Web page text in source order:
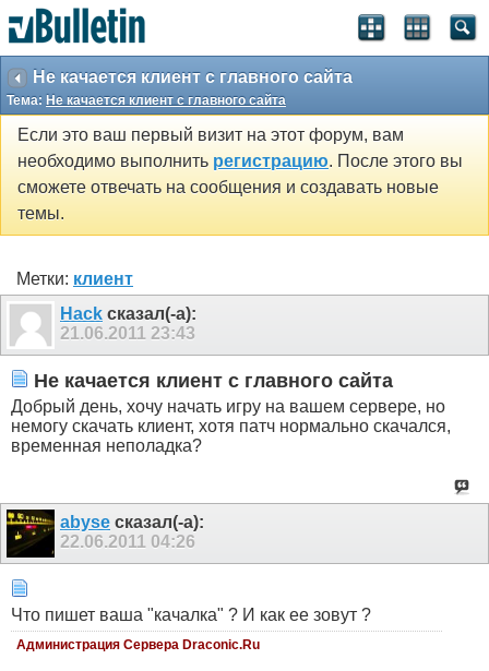
Не качается клиент с главного сайта
Тема: Не качается клиент с главного сайта
Если это ваш первый визит на этот форум, вам
необходимо выполнить регистрацию. После этого вы
сможете отвечать на сообщения и создавать новые
темы.
Метки: клиент
Hack сказал(-а):
21.06.2011 23:43
Не качается клиент с главного сайта
Добрый день, хочу начать игру на вашем сервере, но
немогу скачать клиент, хотя патч нормально скачался,
временная неполадка?
abyse сказал(-а):
22.06.2011 04:26
Что пишет ваша "качалка" ? И как ее зовут ?
Администрация Сервера Draconic.Ru